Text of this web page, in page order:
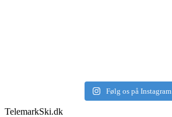
Følg os på Instagram
TelemarkSki.dk